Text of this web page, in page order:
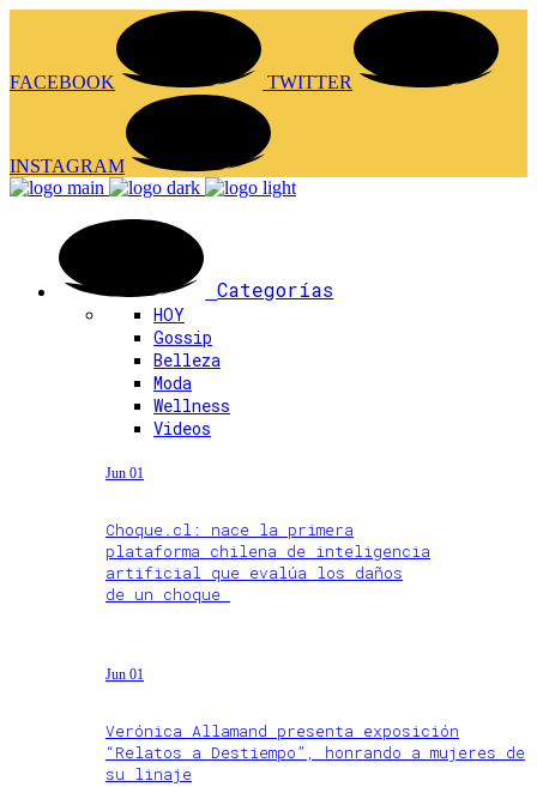
FACEBOOK TWITTER
INSTAGRAM
Categorías
HOY
Gossip
Belleza
Moda
Wellness
Videos
Jun 01
Choque.cl: nace la primera
plataforma chilena de inteligencia
artificial que evalúa los daños
de un choque
Jun 01
Verónica Allamand presenta exposición
“Relatos a Destiempo”, honrando a mujeres de
su linaje